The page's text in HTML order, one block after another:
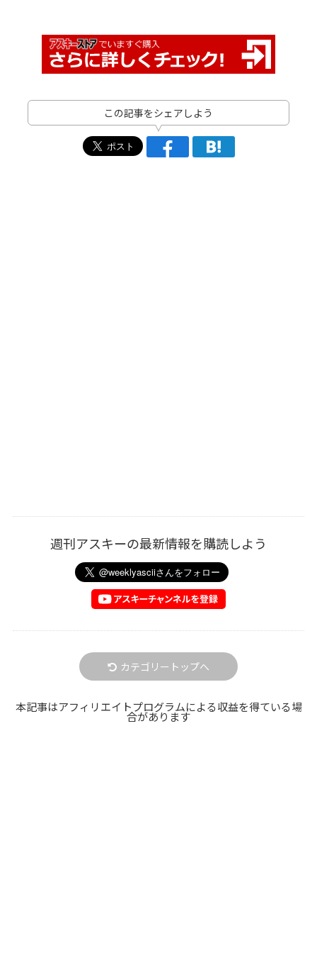
この記事をシェアしよう
週刊アスキーの最新情報を購読しよう
カテゴリートップへ
本記事はアフィリエイトプログラムによる収益を得ている場
合があります